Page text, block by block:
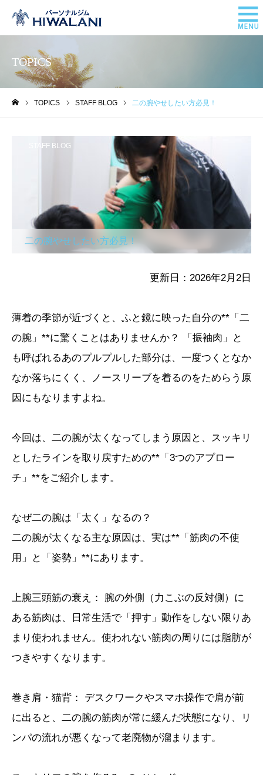
TOPICS
TOPICS STAFF BLOG 二の腕やせしたい方必見！
STAFF BLOG
二の腕やせしたい方必見！
更新日：2026年2月2日
薄着の季節が近づくと、ふと鏡に映った自分の**「二
の腕」**に驚くことはありませんか？ 「振袖肉」と
も呼ばれるあのプルプルした部分は、一度つくとなか
なか落ちにくく、ノースリーブを着るのをためらう原
因にもなりますよね。
今回は、二の腕が太くなってしまう原因と、スッキリ
としたラインを取り戻すための**「3つのアプロー
チ」**をご紹介します。
なぜ二の腕は「太く」なるの？
二の腕が太くなる主な原因は、実は**「筋肉の不使
用」と「姿勢」**にあります。
上腕三頭筋の衰え： 腕の外側（力こぶの反対側）に
ある筋肉は、日常生活で「押す」動作をしない限りあ
まり使われません。使われない筋肉の周りには脂肪が
つきやすくなります。
巻き肩・猫背： デスクワークやスマホ操作で肩が前
に出ると、二の腕の筋肉が常に緩んだ状態になり、リ
ンパの流れが悪くなって老廃物が溜まります。